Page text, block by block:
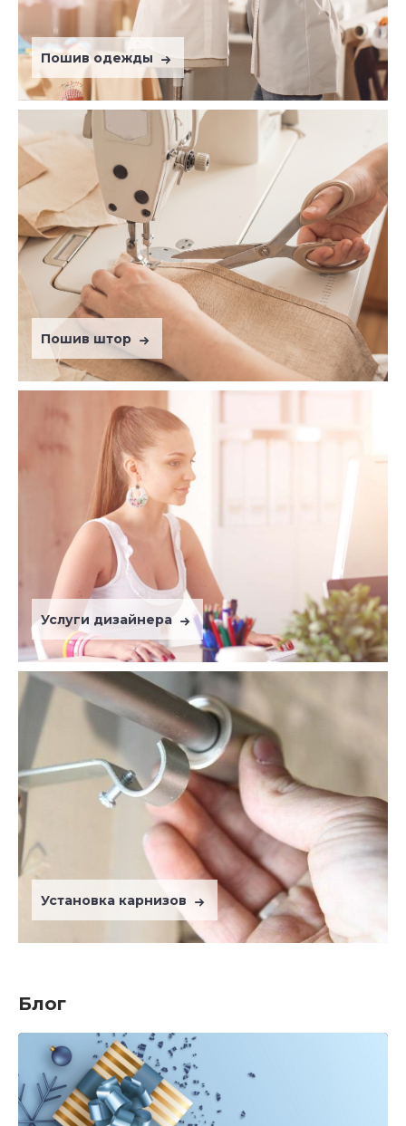
Пошив одежды
Пошив штор
Услуги дизайнера
Установка карнизов
Блог